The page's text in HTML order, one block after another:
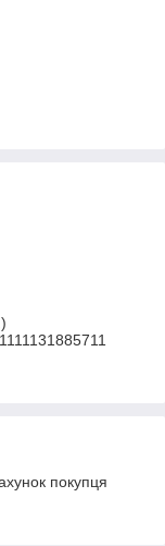
покупця